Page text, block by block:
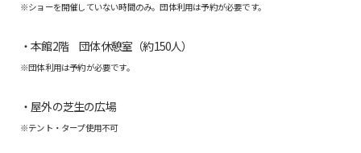
※ショーを開催していない時間のみ。団体利用は予約が必要です。
・本館2階 団体休憩室（約150人）
※団体利用は予約が必要です。
・屋外の芝生の広場
※テント・タープ使用不可